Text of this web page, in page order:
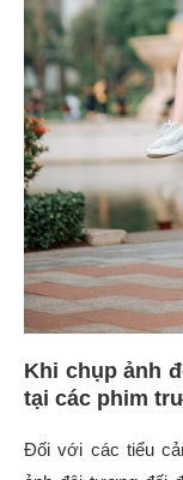
Khi chụp ảnh
tại các phim
Đối với các tiểu